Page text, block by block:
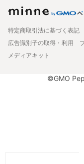
特定商取引法に基づく表記
広告識別子の取得・利用
メディアキット
©GMO